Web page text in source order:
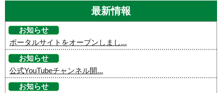
最新情報
お知らせ
ポータルサイトをオープンしまし...
お知らせ
公式YouTubeチャンネル開...
お知らせ